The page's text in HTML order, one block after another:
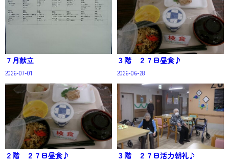
７月献立
2026-07-01
３階 ２７日昼食♪
2026-06-28
２階 ２７日昼食♪ ３階 ２７日活力朝礼♪